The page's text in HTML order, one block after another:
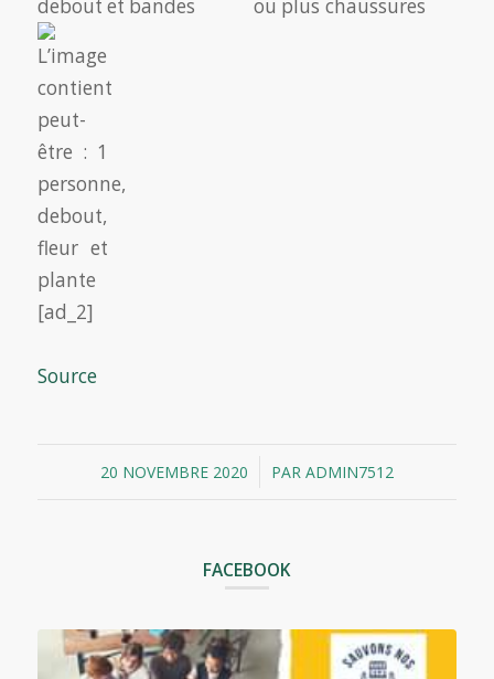
[ad_2]
Source
20 NOVEMBRE 2020
/ PAR ADMIN7512
FACEBOOK